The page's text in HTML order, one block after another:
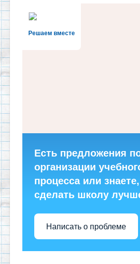
Решаем вместе
Есть предложения
организации
процесса или
сделать школу
Написать о проблеме